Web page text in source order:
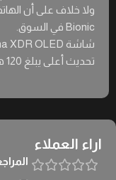
Bionic في السوق.
تحديث أعلى يبلغ 120 هرتز وتوفر تجربة جيدة جدًا
اراء العملاء